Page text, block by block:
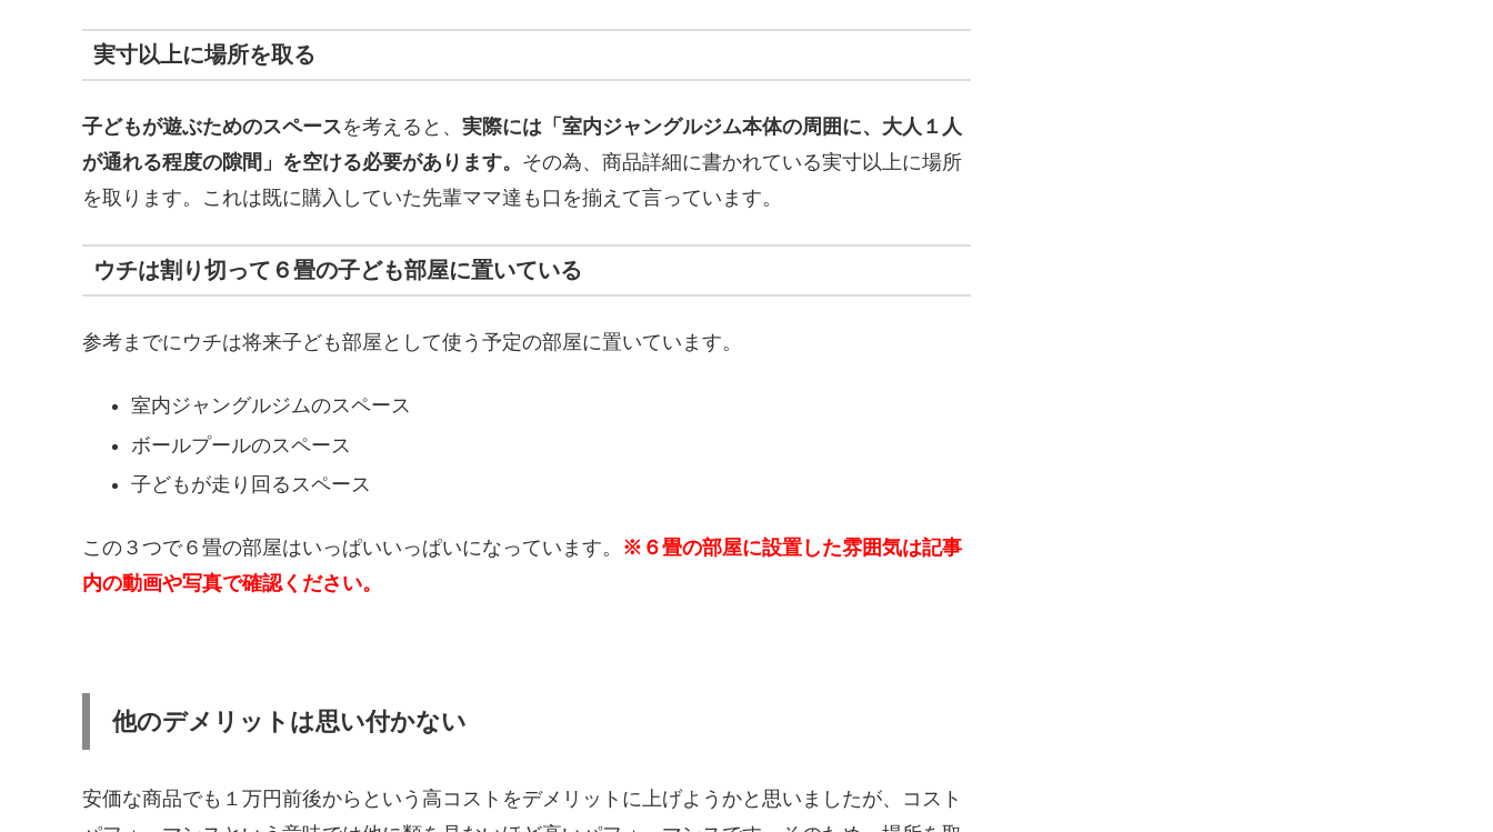
実寸以上に場所を取る
子どもが遊ぶためのスペースを考えると、 実際には「室内ジャングルジム本体の周囲に、大人１人
が通れる程度の隙間」を空ける必要があります。 その為、商品詳細に書かれている実寸以上に場所
を取ります。これは既に購入していた先輩ママ達も口を揃えて言っています。
ウチは割り切って６畳の子ども部屋に置いている
参考までにウチは将来子ども部屋として使う予定の部屋に置いています。
室内ジャングルジムのスペース
ボールプールのスペース
子どもが走り回るスペース
この３つで６畳の部屋はいっぱいいっぱいになっています。 ※６畳の部屋に設置した雰囲気は記事
内の動画や写真で確認ください。
他のデメリットは思い付かない
安価な商品でも１万円前後からという高コストをデメリットに上げようかと思いましたが、コスト